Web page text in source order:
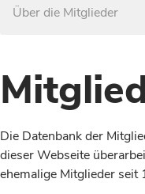
Über die Mitglieder
Die Datenbank der
dieser Webseite
ehemalige Mitglieder